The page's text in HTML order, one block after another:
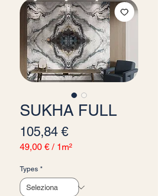
SUKHA FULL
105,84 €Prezzo
49,00 € / 1m²
ogni
1
Metro
Types *